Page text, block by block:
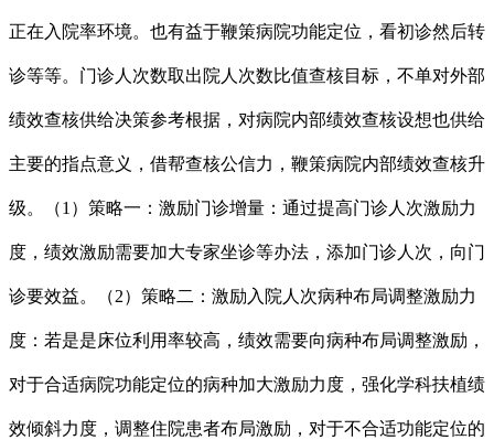
正在入院率环境。也有益于鞭策病院功能定位，看初诊然后转
诊等等。门诊人次数取出院人次数比值查核目标，不单对外部
绩效查核供给决策参考根据，对病院内部绩效查核设想也供给
主要的指点意义，借帮查核公信力，鞭策病院内部绩效查核升
级。（1）策略一：激励门诊增量：通过提高门诊人次激励力
度，绩效激励需要加大专家坐诊等办法，添加门诊人次，向门
诊要效益。（2）策略二：激励入院人次病种布局调整激励力
度：若是是床位利用率较高，绩效需要向病种布局调整激励，
对于合适病院功能定位的病种加大激励力度，强化学科扶植绩
效倾斜力度，调整住院患者布局激励，对于不合适功能定位的